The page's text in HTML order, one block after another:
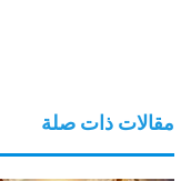
مقالات ذات صلة